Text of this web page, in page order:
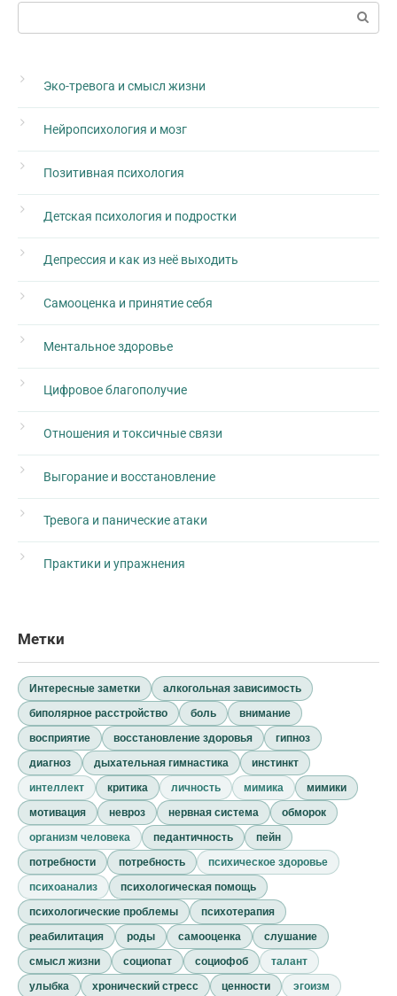
Поиск:
Эко-тревога и смысл жизни
Нейропсихология и мозг
Позитивная психология
Детская психология и подростки
Депрессия и как из неё выходить
Самооценка и принятие себя
Ментальное здоровье
Цифровое благополучие
Отношения и токсичные связи
Выгорание и восстановление
Тревога и панические атаки
Практики и упражнения
Метки
Интересные заметки
алкогольная зависимость
биполярное расстройство
боль
внимание
восприятие
восстановление здоровья
гипноз
диагноз
дыхательная гимнастика
инстинкт
интеллект
критика личность мимика
мимики
мотивация
невроз нервная система
обморок
организм человека
педантичность
пейн
потребности
потребность
психическое здоровье
психоанализ
психологическая помощь
психологические проблемы
психотерапия
реабилитация
роды самооценка
слушание
смысл жизни
социопат социофоб
талант
улыбка
хронический стресс ценности эгоизм